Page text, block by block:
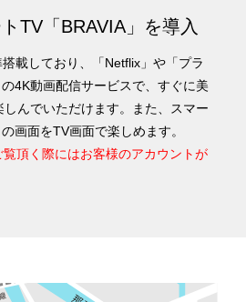
TV「BRAVIA」を導入
載しており、「Netflix」や「プラ
4K動画配信サービスで、すぐに美
しんでいただけます。また、スマー
画面をTV画面で楽しめます。
頂く際にはお客様のアカウントが